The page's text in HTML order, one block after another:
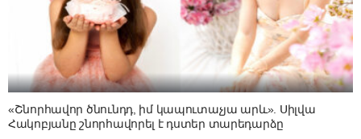
«Շնորհավոր ծնունդդ, իմ կապուտաչյա արև». Սիլվա
Հակոբյանը շնորհավորել է դստեր տարեդարձը